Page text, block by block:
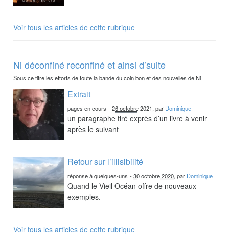
Voir tous les articles de cette rubrique
Ni déconfiné reconfiné et ainsi d’suite
Sous ce titre les efforts de toute la bande du coin bon et des nouvelles de Ni
Extrait
pages en cours -26 octobre 2021, par Dominique
un paragraphe tiré exprès d’un livre à venir
après le suivant
Retour sur l’illisibilité
réponse à quelques-uns -30 octobre 2020, par Dominique
Quand le Vieil Océan offre de nouveaux
exemples.
Voir tous les articles de cette rubrique